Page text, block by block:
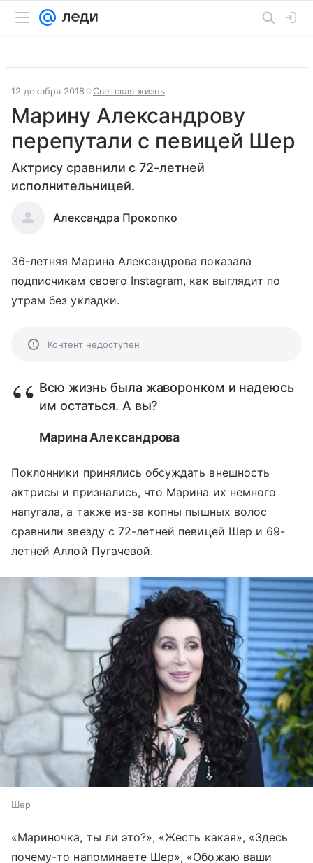
12 декабря 2018 Светская жизнь
Марину Александрову
перепутали с певицей Шер
Актрису сравнили с 72-летней
исполнительницей.
Александра Прокопко
36-летняя Марина Александрова показала
подписчикам своего Instagram, как выглядит по
утрам без укладки.
Контент недоступен
Всю жизнь была жаворонком и надеюсь
им остаться. А вы?
Марина Александрова
Поклонники принялись обсуждать внешность
актрисы и признались, что Марина их немного
напугала, а также из-за копны пышных волос
сравнили звезду с 72-летней певицей Шер и 69-
летней Аллой Пугачевой.
Шер
«Мариночка, ты ли это?», «Жесть какая», «Здесь
почему-то напоминаете Шер», «Обожаю ваши